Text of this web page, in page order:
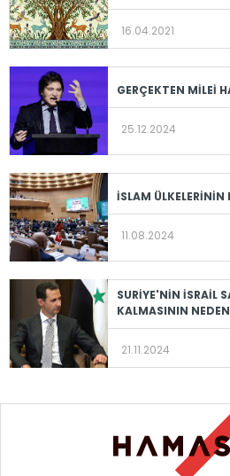
16.04.2021
GERÇEKTEN MİLEİ
25.12.2024
İSLAM
11.08.2024
SURİYE'NİN İSRAİL
KALMASININ
21.11.2024